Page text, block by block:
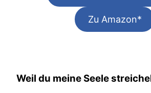
Zu Amazon*
Weil du meine Seele